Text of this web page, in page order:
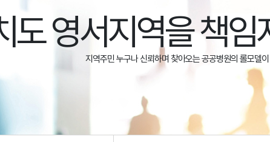
발급
내
장
안내
호스피스완화의료센터
공공어린이재활의료센터
심뇌혈관센터
도 영서지역을 책임
지역주민 누구나 신뢰하며 찾아오는 공공병원의 롤모델